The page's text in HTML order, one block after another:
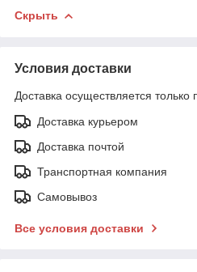
Скрыть
Условия доставки
Доставка осуществляется только
Доставка курьером
Доставка почтой
Транспортная компания
Самовывоз
Все условия доставки